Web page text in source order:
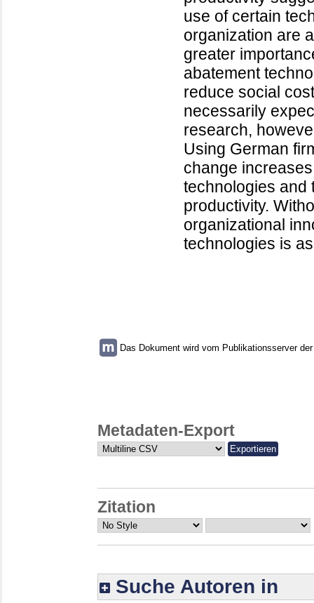
use of certain
organization are
greater
abatement
reduce social
necessarily
research,
Using German
change
technologies and
productivity.
organizational
technologies is
Das Dokument wird vom Publikationsserver
Metadaten-Export
Zitation
Suche Autoren in